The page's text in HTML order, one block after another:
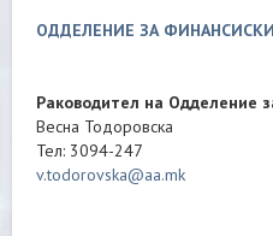
ОДДЕЛЕНИЕ ЗА
Раководител на Одделение
Весна Тодоровска
Тел: 3094-247
v.todorovska@aa.mk